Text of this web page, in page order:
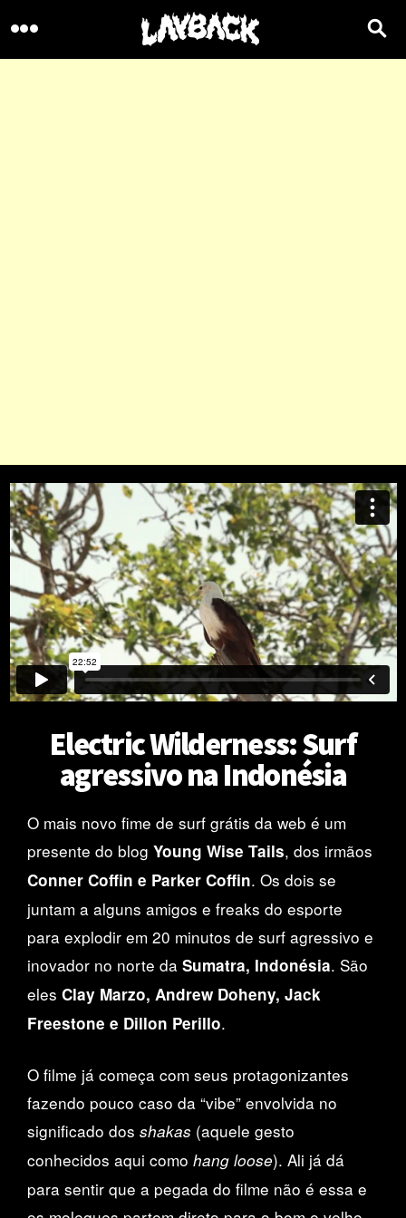
Electric Wilderness: Surf
agressivo na Indonésia
O mais novo fime de surf grátis da web é um
presente do blog Young Wise Tails, dos irmãos
Conner Coffin e Parker Coffin. Os dois se
juntam a alguns amigos e freaks do esporte
para explodir em 20 minutos de surf agressivo e
inovador no norte da Sumatra, Indonésia. São
eles Clay Marzo, Andrew Doheny, Jack
Freestone e Dillon Perillo.
O filme já começa com seus protagonizantes
fazendo pouco caso da “vibe” envolvida no
significado dos shakas (aquele gesto
conhecidos aqui como hang loose). Ali já dá
para sentir que a pegada do filme não é essa e